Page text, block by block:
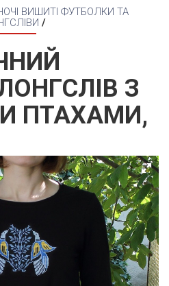
ВИШИТІ ФУТБОЛКИ ТА
/
З
ПТАХАМИ,